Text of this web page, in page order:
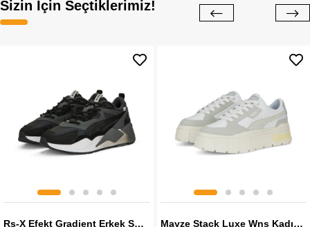
Sizin İçin Seçtiklerimiz!
Rs-X Efekt Gradient Erkek Sneaker Mayze Stack Luxe Wns Kadın Sneaker